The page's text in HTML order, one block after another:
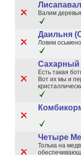
Лисапавал
Валим деревья
Даильня
Ловим
Сахарный
Есть такая
Вот их мы и
Четыре
Толька на